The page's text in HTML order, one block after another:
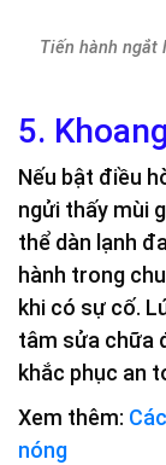
Tiến hành ngắt
5.
Nếu bật điều
ngửi thấy mùi
thể dàn lạnh
hành trong
khi có sự cố.
tâm sửa chữa
khắc phục an
Xem thêm:
nóng